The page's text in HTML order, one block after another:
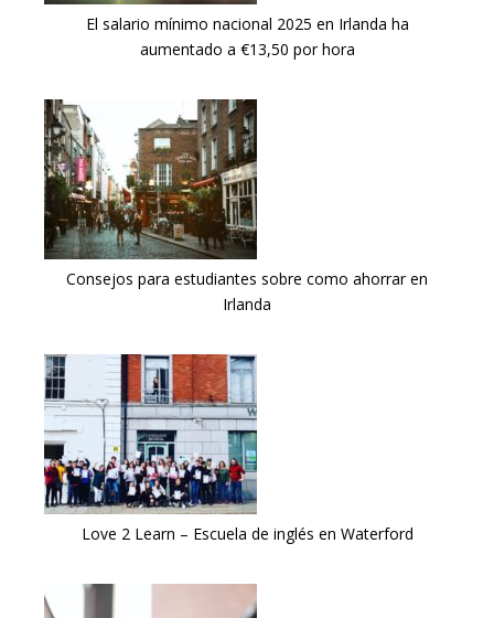
El salario mínimo nacional 2025 en Irlanda ha
aumentado a €13,50 por hora
Consejos para estudiantes sobre como ahorrar en
Irlanda
Love 2 Learn – Escuela de inglés en Waterford